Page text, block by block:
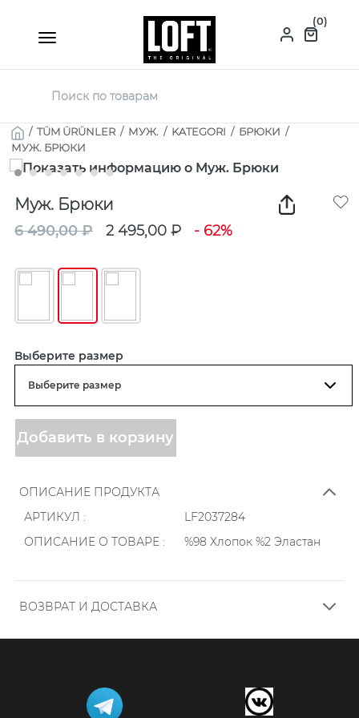
(0)
/ TÜM ÜRÜNLER / МУЖ. / KATEGORI / БРЮКИ /
МУЖ. БРЮКИ
Муж. Брюки
6 490,00 ₽ 2 495,00 ₽ - 62%
Выберите размер
Добавить в корзину
ОПИСАНИЕ ПРОДУКТА
АРТИКУЛ :
LF2037284
ОПИСАНИЕ О ТОВАРЕ :
%98 Хлопок %2 Эластан
ВОЗВРАТ И ДОСТАВКА
течение дня в течение времени, указанного в форме
заказа. Заказы, оформленные после 14.00, проверяются